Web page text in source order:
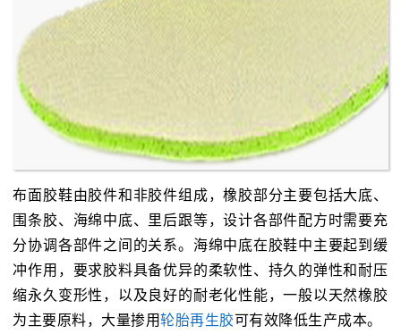
布面胶鞋由胶件和非胶件组成，橡胶部分主要包括大底、
围条胶、海绵中底、里后跟等，设计各部件配方时需要充
分协调各部件之间的关系。海绵中底在胶鞋中主要起到缓
冲作用，要求胶料具备优异的柔软性、持久的弹性和耐压
缩永久变形性，以及良好的耐老化性能，一般以天然橡胶
为主要原料，大量掺用轮胎再生胶可有效降低生产成本。